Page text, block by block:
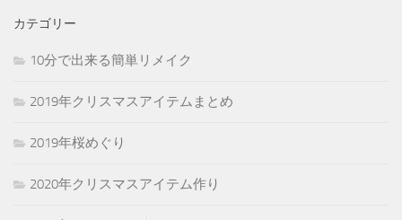
カテゴリー
10分で出来る簡単リメイク
2019年クリスマスアイテムまとめ
2019年桜めぐり
2020年クリスマスアイテム作り